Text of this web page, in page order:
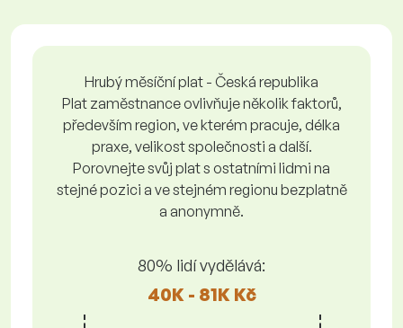
Hrubý měsíční plat - Česká republika
Plat zaměstnance ovlivňuje několik faktorů,
především region, ve kterém pracuje, délka
praxe, velikost společnosti a další.
Porovnejte svůj plat s ostatními lidmi na
stejné pozici a ve stejném regionu bezplatně
a anonymně.
80% lidí vydělává:
40K - 81K Kč